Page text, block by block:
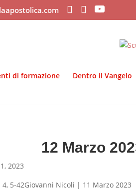
di formazione Dentro il Vangelo
12 Marzo
2023
Giovanni Nicoli | 11 Marzo 2023